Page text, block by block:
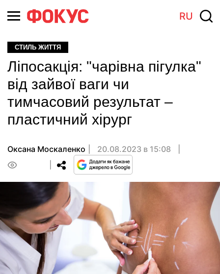
RU
СТИЛЬ ЖИТТЯ
Ліпосакція: "чарівна пігулка"
від зайвої ваги чи
тимчасовий результат –
пластичний хірург
Оксана Москаленко
20.08.2023 в 15:08